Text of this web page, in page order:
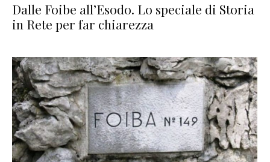
Dalle Foibe all’Esodo. Lo speciale di Storia
in Rete per far chiarezza